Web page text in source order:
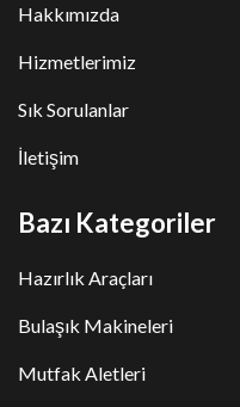
Hakkımızda
Hizmetlerimiz
Sık Sorulanlar
İletişim
Bazı Kategoriler
Hazırlık Araçları
Bulaşık Makineleri
Mutfak Aletleri